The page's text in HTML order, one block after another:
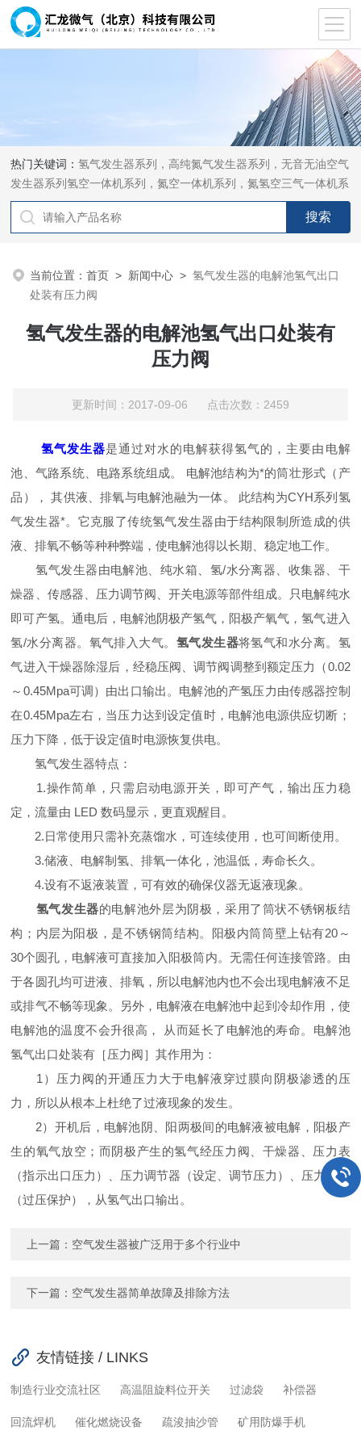
热门关键词：氢气发生器系列，高纯氮气发生器系列，无音无油空气
发生器系列氢空一体机系列，氮空一体机系列，氮氢空三气一体机系
列，气体净化器系列，代理日本DKK-TOA水质分析，水质检测仪
器，代理南韩SitekPH/离子计，DO计，电导计，多功能计，PH/DO/
当前位置：首页 > 新闻中心 >氢气发生器的电解池氢气出口
处装有压力阀
氢气发生器的电解池氢气出口处装有
压力阀
更新时间：2017-09-06 点击次数：2459
氢气发生器是通过对水的电解获得氢气的，主要由电解
池、气路系统、电路系统组成。 电解池结构为*的筒壮形式（产
品）， 其供液、排氧与电解池融为一体。 此结构为CYH系列氢
气发生器*。它克服了传统氢气发生器由于结构限制所造成的供
液、排氧不畅等种种弊端，使电解池得以长期、稳定地工作。
氢气发生器由电解池、纯水箱、氢/水分离器、收集器、干
燥器、传感器、压力调节阀、开关电源等部件组成。只电解纯水
即可产氢。通电后，电解池阴极产氢气，阳极产氧气，氢气进入
氢/水分离器。氧气排入大气。 氢气发生器将氢气和水分离。氢
气进入干燥器除湿后，经稳压阀、调节阀调整到额定压力（0.02
～0.45Mpa可调）由出口输出。电解池的产氢压力由传感器控制
在0.45Mpa左右，当压力达到设定值时，电解池电源供应切断；
压力下降，低于设定值时电源恢复供电。
氢气发生器特点：
1.操作简单，只需启动电源开关，即可产气，输出压力稳
定，流量由 LED 数码显示，更直观醒目。
2.日常使用只需补充蒸馏水，可连续使用，也可间断使用。
3.储液、电解制氢、排氧一体化，池温低，寿命长久。
4.设有不返液装置，可有效的确保仪器无返液现象。
氢气发生器的电解池外层为阴极，采用了筒状不锈钢板结
构；内层为阳极，是不锈钢筒结构。阳极内筒筒壁上钻有20～
30个圆孔，电解液可直接加入阳极筒内。无需任何连接管路。由
于各圆孔均可进液、排氧，所以电解池内也不会出现电解液不足
或排气不畅等现象。另外，电解液在电解池中起到冷却作用，使
电解池的温度不会升很高， 从而延长了电解池的寿命。电解池
氢气出口处装有［压力阀］其作用为：
1）压力阀的开通压力大于电解液穿过膜向阴极渗透的压
力，所以从根本上杜绝了过液现象的发生。
2）开机后，电解池阴、阳两极间的电解液被电解，阳极产
生的氧气放空；而阴极产生的氢气经压力阀、干燥器、压力表
（指示出口压力）、压力调节器（设定、调节压力）、压力开关
（过压保护），从氢气出口输出。
上一篇： 空气发生器被广泛用于多个行业中
下一篇： 空气发生器简单故障及排除方法
友情链接 / LINKS
制造行业交流社区 高温阻旋料位开关 过滤袋 补偿器
回流焊机 催化燃烧设备 疏浚抽沙管 矿用防爆手机